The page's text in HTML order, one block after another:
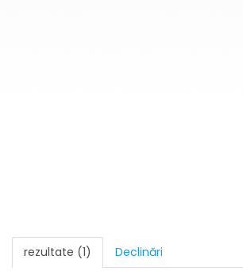
rezultate (1) Declinări